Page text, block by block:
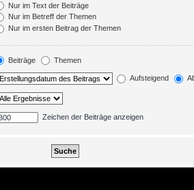
Nur im Text der Beiträge
Nur im Betreff der Themen
Nur im ersten Beitrag der Themen
Beiträge Themen
Aufsteigend
Zeichen der Beiträge anzeigen